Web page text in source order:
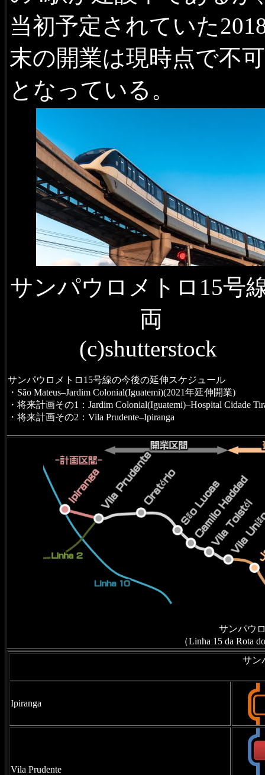
当初予定されていた
末の開業は現時点で不
となっている。
サンパウロメトロ15号
両
(c)shutterstock
サンパウロメトロ15号線の今後の延伸スケジュール
・São Mateus–Jardim Colonial(Iguatemi)(2021年延伸開業)
・将来計画その1：Jardim Colonial(Iguatemi)–Hospital Cidade
・将来計画その2：Vila Prudente–Ipiranga
サンパウ
（Linha 15 da Rota
サン
Ipiranga
Vila Prudente